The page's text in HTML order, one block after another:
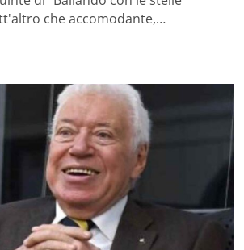
che accomodante,…